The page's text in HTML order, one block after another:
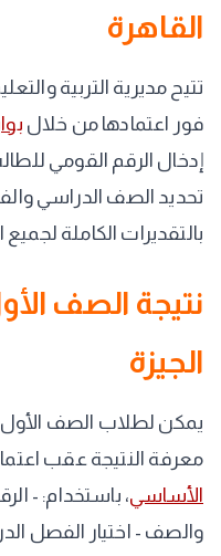
القاهرة
تتيح مديرية التربية
فور اعتمادها من خلال
إدخال الرقم القومي
تحديد الصف الدراسي
بالتقديرات الكاملة لجميع
نتيجة الصف
الجيزة
يمكن لطلاب الصف الأول
معرفة النتيجة عقب
الأساسي، باستخدام: -
والصف - اختيار الفصل